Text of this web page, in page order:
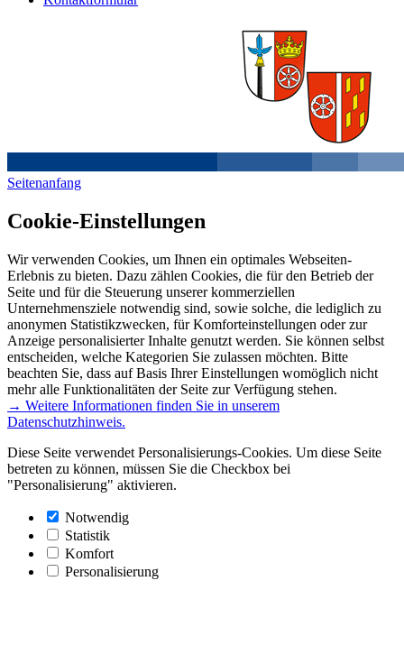
Seitenanfang
Cookie-Einstellungen
Wir verwenden Cookies, um Ihnen ein optimales Webseiten-
Erlebnis zu bieten. Dazu zählen Cookies, die für den Betrieb der
Seite und für die Steuerung unserer kommerziellen
Unternehmensziele notwendig sind, sowie solche, die lediglich zu
anonymen Statistikzwecken, für Komforteinstellungen oder zur
Anzeige personalisierter Inhalte genutzt werden. Sie können selbst
entscheiden, welche Kategorien Sie zulassen möchten. Bitte
beachten Sie, dass auf Basis Ihrer Einstellungen womöglich nicht
mehr alle Funktionalitäten der Seite zur Verfügung stehen.
→ Weitere Informationen finden Sie in unserem
Datenschutzhinweis.
Diese Seite verwendet Personalisierungs-Cookies. Um diese Seite
betreten zu können, müssen Sie die Checkbox bei
"Personalisierung" aktivieren.
Notwendig
Statistik
Komfort
Personalisierung